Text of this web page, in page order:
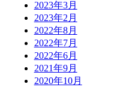
2023年3月
2023年2月
2022年8月
2022年7月
2022年6月
2021年9月
2020年10月